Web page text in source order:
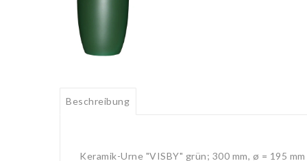
Beschreibung
Keramik-Urne "VISBY" grün; 300 mm, ø = 195 mm